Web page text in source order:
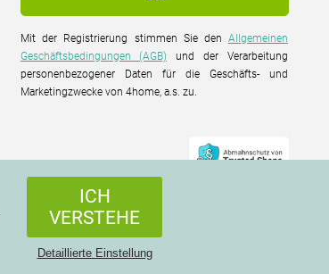
ICH
VERSTEHE
Detaillierte Einstellung
Mit der Registrierung stimmen Sie denAllgemeinen
Geschäftsbedingungen (AGB) und der Verarbeitung
personenbezogener Daten für die Geschäfts- und
Marketingzwecke von 4home, a.s. zu.
Rechte vorbehalten © 2004-2026 4home, a.s.